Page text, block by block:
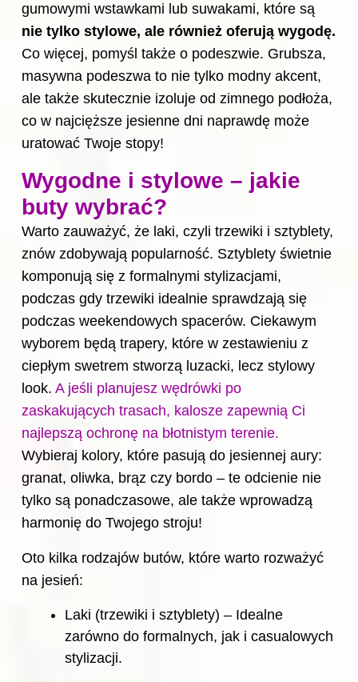
gumowymi wstawkami lub suwakami, które są
nie tylko stylowe, ale również oferują wygodę.
Co więcej, pomyśl także o podeszwie. Grubsza,
masywna podeszwa to nie tylko modny akcent,
ale także skutecznie izoluje od zimnego podłoża,
co w najcięższe jesienne dni naprawdę może
uratować Twoje stopy!
Wygodne i stylowe – jakie
buty wybrać?
Warto zauważyć, że laki, czyli trzewiki i sztyblety,
znów zdobywają popularność. Sztyblety świetnie
komponują się z formalnymi stylizacjami,
podczas gdy trzewiki idealnie sprawdzają się
podczas weekendowych spacerów. Ciekawym
wyborem będą trapery, które w zestawieniu z
ciepłym swetrem stworzą luzacki, lecz stylowy
look. A jeśli planujesz wędrówki po
zaskakujących trasach, kalosze zapewnią Ci
najlepszą ochronę na błotnistym terenie.
Wybieraj kolory, które pasują do jesiennej aury:
granat, oliwka, brąz czy bordo – te odcienie nie
tylko są ponadczasowe, ale także wprowadzą
harmonię do Twojego stroju!
Oto kilka rodzajów butów, które warto rozważyć
na jesień:
Laki (trzewiki i sztyblety) – Idealne
zarówno do formalnych, jak i casualowych
stylizacji.